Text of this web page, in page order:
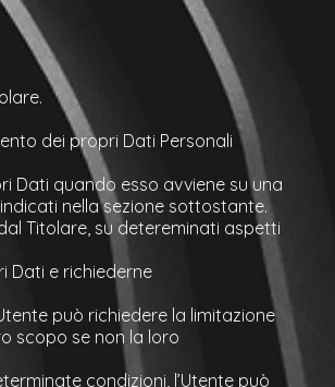
dei propri Dati Personali
Dati quando esso avviene su una
nella sezione sottostante.
Titolare, su detereminati aspetti
Dati e richiederne
può richiedere la limitazione
scopo se non la loro
condizioni, l’Utente può